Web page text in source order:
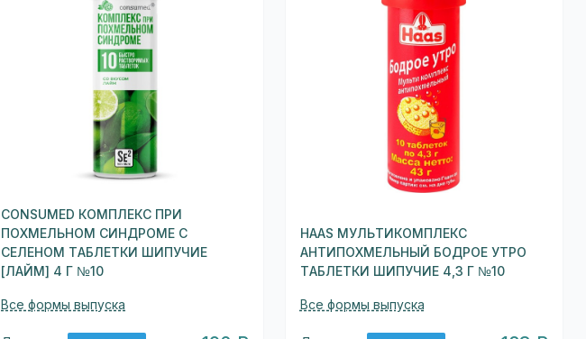
CONSUMED КОМПЛЕКС ПРИ
ПОХМЕЛЬНОМ СИНДРОМЕ С
СЕЛЕНОМ ТАБЛЕТКИ ШИПУЧИЕ
[ЛАЙМ] 4 Г №10
Все формы выпуска
HAAS МУЛЬТИКОМПЛЕКС
АНТИПОХМЕЛЬНЫЙ БОДРОЕ УТРО
ТАБЛЕТКИ ШИПУЧИЕ 4,3 Г №10
Все формы выпуска